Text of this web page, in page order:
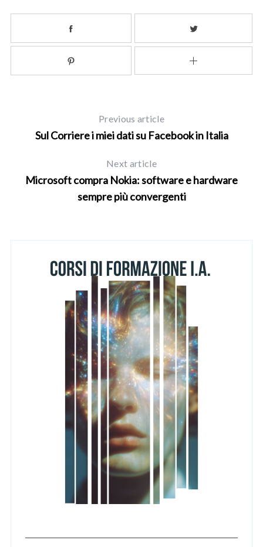
Previous article
Sul Corriere i miei dati su Facebook in Italia
Next article
Microsoft compra Nokia: software e hardware
sempre più convergenti